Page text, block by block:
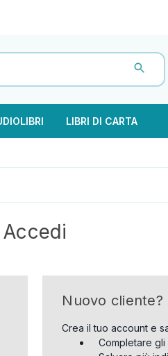
LIBRI DI CARTA
Accedi
Nuovo cliente?
Crea il tuo account e
Completare